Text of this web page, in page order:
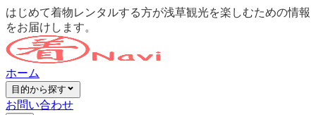
はじめて着物レンタルする方が浅草観光を楽しむための情報
をお届けします。
ホーム
目的から探す
お問い合わせ